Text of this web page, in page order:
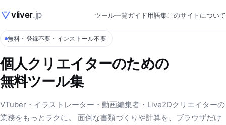
vliver.jp ツール一覧ガイド用語集このサイトについて
無料・登録不要・インストール不要
個人クリエイターのための
無料ツール集
VTuber・イラストレーター・動画編集者・Live2Dクリエイターの
業務をもっとラクに。 面倒な書類づくりや計算を、ブラウザだけ